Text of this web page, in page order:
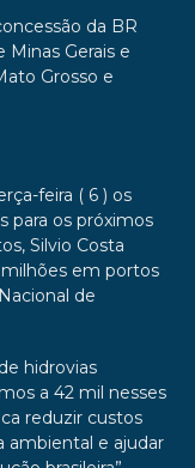
da BR
Minas Gerais e
Grosso e
feira ( 6 ) os
para os próximos
Silvio Costa
milhões em portos
de
hidrovias
a 42 mil nesses
reduzir custos
ambiental e ajudar